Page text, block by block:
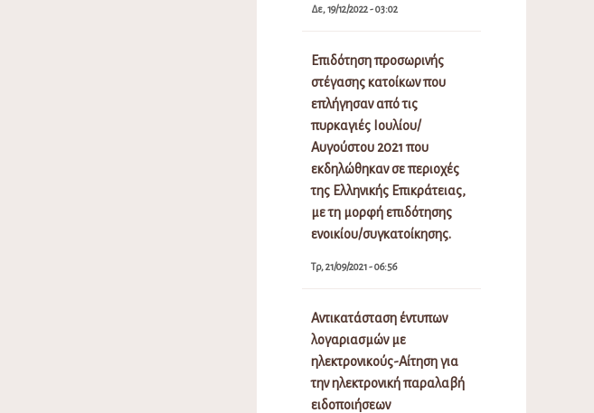
Δε, 19/12/2022 - 03:02
Επιδότηση προσωρινής
στέγασης κατοίκων που
επλήγησαν από τις
πυρκαγιές Ιουλίου/
Αυγούστου 2021 που
εκδηλώθηκαν σε περιοχές
της Ελληνικής Επικράτειας,
με τη μορφή επιδότησης
ενοικίου/συγκατοίκησης.
Τρ, 21/09/2021 - 06:56
Αντικατάσταση έντυπων
λογαριασμών με
ηλεκτρονικούς-Αίτηση για
την ηλεκτρονική παραλαβή
ειδοποιήσεων